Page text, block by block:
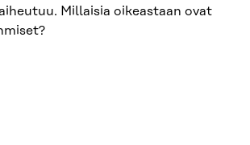
Millaisia oikeastaan ovat